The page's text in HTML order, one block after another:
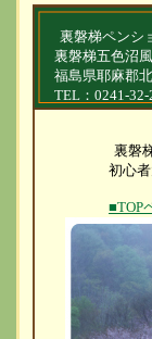
裏磐梯ペンシ
裏磐梯五色沼
福島県耶麻郡
TEL：0241-32-
裏磐
初心
■TOP